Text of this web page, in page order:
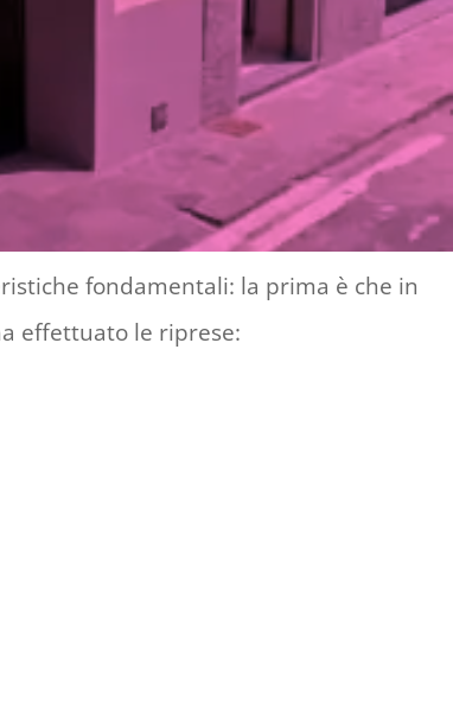
fondamentali: la prima è che in
effettuato le riprese: